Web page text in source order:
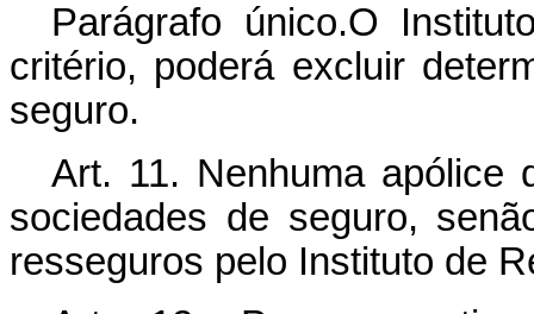
Parágrafo único.O
critério, poderá excluir
seguro.
Art. 11. Nenhuma apólice
sociedades de seguro,
resseguros pelo Instituto de